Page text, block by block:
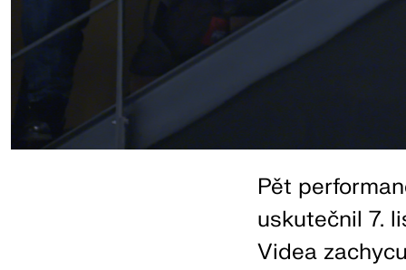
Pět
uskutečnil 7.
Videa